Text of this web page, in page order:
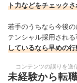
ト力などをチェック
若手のうちなら今後
テンシャル採用される
しているなら早めの
コンテンツの誤りを送
未経験から転